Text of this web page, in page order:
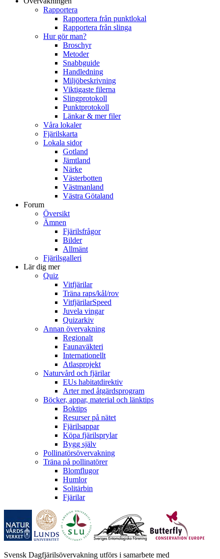
Rapportera
Rapportera från punktlokal
Rapportera från slinga
Hur gör man?
Broschyr
Metoder
Snabbguide
Handledning
Miljöbeskrivning
Viktigaste filerna
Slingprotokoll
Punktprotokoll
Länkar & mer filer
Våra lokaler
Fjärilskarta
Lokala sidor
Gotland
Jämtland
Närke
Västerbotten
Västmanland
Västra Götaland
Forum
Översikt
Ämnen
Fjärilsfrågor
Bilder
Allmänt
Fjärilsgalleri
Lär dig mer
Quiz
Vitfjärilar
Träna raps/kål/rov
VitfjärilarSpeed
Juvela vingar
Quizarkiv
Annan övervakning
Regionalt
Faunaväkteri
Internationellt
Atlasprojekt
Naturvård och fjärilar
EUs habitatdirektiv
Arter med åtgärdsprogram
Böcker, appar, material och länktips
Boktips
Resurser på nätet
Fjärilsappar
Köpa fjärilsprylar
Bygg själv
Pollinatörsövervakning
Träna på pollinatörer
Blomflugor
Humlor
Solitärbin
Fjärilar
Svensk Dagfjärilsövervakning utförs i samarbete med